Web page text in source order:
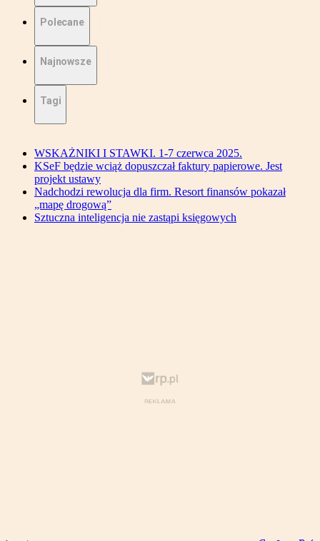
Polecane
Najnowsze
Tagi
WSKAŻNIKI I STAWKI. 1-7 czerwca 2025.
KSeF będzie wciąż dopuszczał faktury papierowe. Jest
projekt ustawy
Nadchodzi rewolucja dla firm. Resort finansów pokazał
„mapę drogową”
Sztuczna inteligencja nie zastąpi księgowych